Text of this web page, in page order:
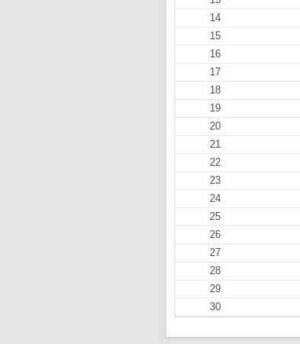
14
15
16
17
18
19
20
21
22
23
24
25
26
27
28
29
30